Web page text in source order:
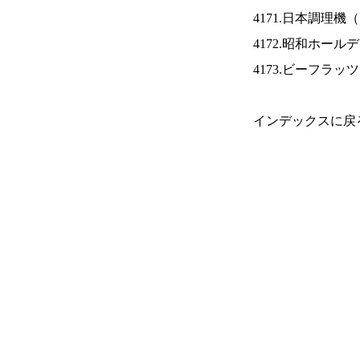
4171.日本調理機（
4172.昭和ホール
4173.ビーフラッ
インデックスに戻